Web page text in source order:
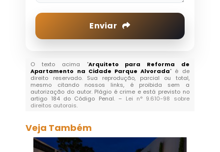
Enviar
O texto acima "Arquiteto para Reforma de
Apartamento na Cidade Parque Alvorada" é de
direito reservado. Sua reprodução, parcial ou total,
mesmo citando nossos links, é proibida sem a
autorização do autor. Plágio é crime e está previsto no
artigo 184 do Código Penal. – Lei n° 9.610-98 sobre
direitos autorais.
Veja Também